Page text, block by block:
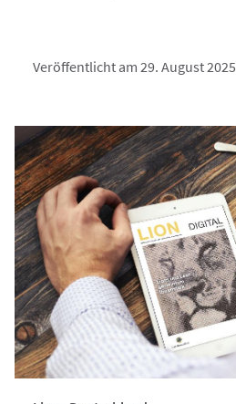
Veröffentlicht am 29. August 2025